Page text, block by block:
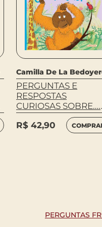
Camilla De La
PERGUNTAS E
RESPOSTAS
CURIOSAS SOBRE….
OS ANIMAIS
R$ 42,90
PERGUNTAS